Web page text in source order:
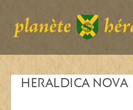
HERALDICA NOVA